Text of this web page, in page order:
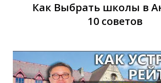
Как Выбрать школы в
10 советов